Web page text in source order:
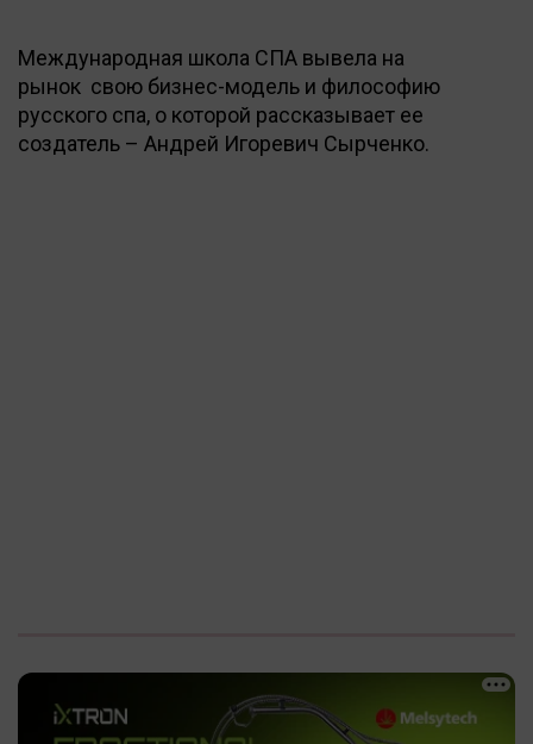
Международная школа СПА вывела на
рынок свою бизнес-модель и философию
русского спа, о которой рассказывает ее
создатель – Андрей Игоревич Сырченко.